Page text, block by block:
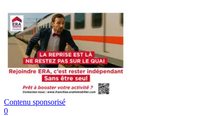
Contenu sponsorisé
0